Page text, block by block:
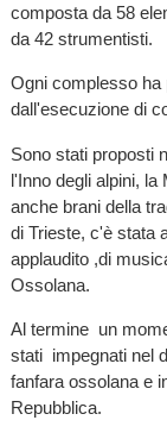
composta da 58
da 42 strumentisti.
Ogni complesso ha
dall'esecuzione di
Sono stati proposti
l'Inno degli alpini,
anche brani della
di Trieste, c'è stata
applaudito ,di
Ossolana.
Al termine un
stati impegnati nel
fanfara ossolana e
Repubblica.